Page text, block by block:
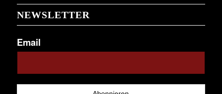
NEWSLETTER
Email